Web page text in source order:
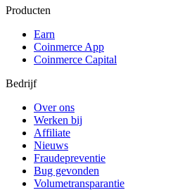
Producten
Earn
Coinmerce App
Coinmerce Capital
Bedrijf
Over ons
Werken bij
Affiliate
Nieuws
Fraudepreventie
Bug gevonden
Volumetransparantie